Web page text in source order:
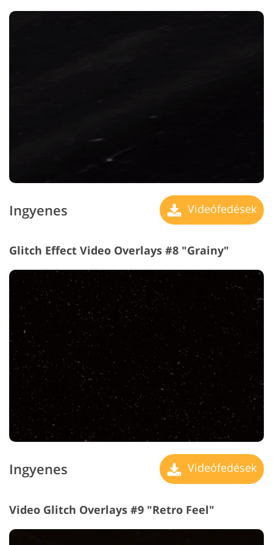
Ingyenes Videófedések
Glitch Effect Video Overlays #8 "Grainy"
Ingyenes Videófedések
Video Glitch Overlays #9 "Retro Feel"